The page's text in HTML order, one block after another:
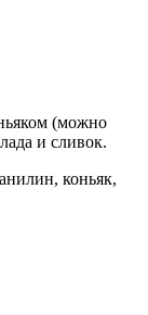
(можно
и сливок.
коньяк,